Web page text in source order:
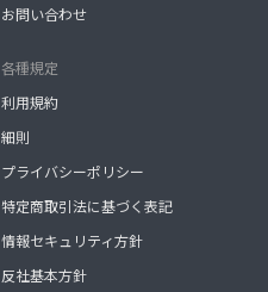
お問い合わせ
各種規定
利用規約
細則
プライバシーポリシー
特定商取引法に基づく表記
情報セキュリティ方針
反社基本方針